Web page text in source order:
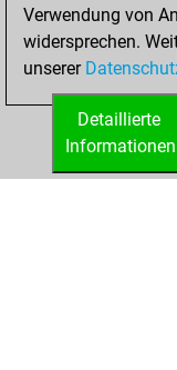
Verwendung von
widersprechen.
unserer
Detaillierte
Informationen